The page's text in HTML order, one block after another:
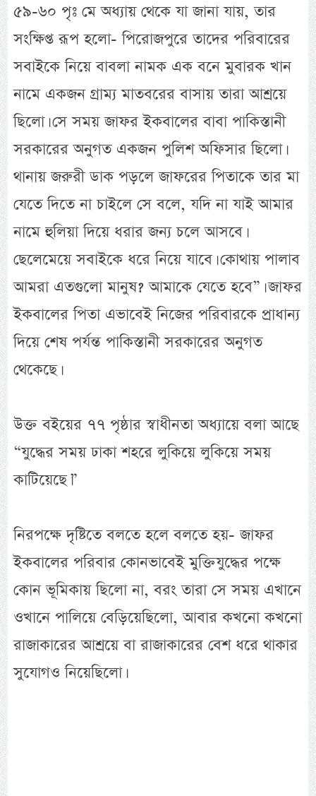
৫৯-৬০ পৃঃ মে অধ্যায় থেকে যা জানা যায়, তার
সংক্ষিপ্ত রূপ হলো- পিরোজপুরে তাদের পরিবারের
সবাইকে নিয়ে বাবলা নামক এক বনে মুবারক খান
নামে একজন গ্রাম্য মাতবরের বাসায় তারা আশ্রয়ে
ছিলো। সে সময় জাফর ইকবালের বাবা পাকিস্তানী
সরকারের অনুগত একজন পুলিশ অফিসার ছিলো।
থানায় জরুরী ডাক পড়লে জাফরের পিতাকে তার মা
যেতে দিতে না চাইলে সে বলে, যদি না যাই আমার
নামে হুলিয়া দিয়ে ধরার জন্য চলে আসবে।
ছেলেমেয়ে সবাইকে ধরে নিয়ে যাবে। কোথায় পালাব
আমরা এতগুলো মানুষ? আমাকে যেতে হবে”। জাফর
ইকবালের পিতা এভাবেই নিজের পরিবারকে প্রাধান্য
দিয়ে শেষ পর্যন্ত পাকিস্তানী সরকারের অনুগত
থেকেছে।
উক্ত বইয়ের ৭৭ পৃষ্ঠার স্বাধীনতা অধ্যায়ে বলা আছে
“যুদ্ধের সময় ঢাকা শহরে লুকিয়ে লুকিয়ে সময়
কাটিয়েছে।”
নিরপক্ষে দৃষ্টিতে বলতে হলে বলতে হয়- জাফর
ইকবালের পরিবার কোনভাবেই মুক্তিযুদ্ধের পক্ষে
কোন ভূমিকায় ছিলো না, বরং তারা সে সময় এখানে
ওখানে পালিয়ে বেড়িয়েছিলো, আবার কখনো কখনো
রাজাকারের আশ্রয়ে বা রাজাকারের বেশ ধরে থাকার
সুযোগও নিয়েছিলো।